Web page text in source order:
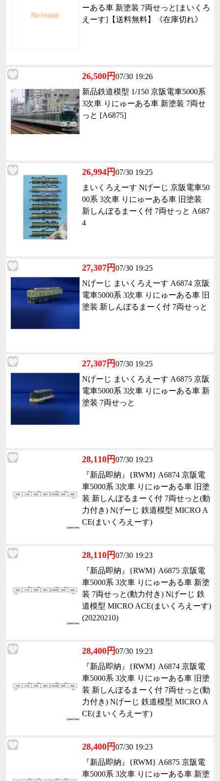
ーある車 新塗装 7両せっと[まいくろ
えーす]【送料無料】《在庫切れ》
26,500円07/30 19:26
新品鉄道模型 1/150 京阪電車5000系
3次車 りにゅーある車 新塗装 7両せ
っと [A6875]
26,994円07/30 19:25
まいくろえーす Nげーじ 京阪電車50
00系 3次車 りにゅーある車 旧塗装
新しんぼるまーく付 7両せっと A687
4
27,307円07/30 19:25
Nげーじ まいくろえーす A6874 京阪
電車5000系 3次車 りにゅーある車 旧
塗装 新しんぼるまーく付 7両せっと
27,307円07/30 19:25
Nげーじ まいくろえーす A6875 京阪
電車5000系 3次車 りにゅーある車 新
塗装 7両せっと
28,110円07/30 19:23
『新品即納』{RWM} A6874 京阪電
車5000系 3次車 りにゅーある車 旧塗
装 新しんぼるまーく付 7両せっと(動
力付き) Nげーじ 鉄道模型 MICRO A
CE(まいくろえーす)
28,110円07/30 19:23
『新品即納』{RWM} A6875 京阪電
車5000系 3次車 りにゅーある車 新塗
装 7両せっと(動力付き) Nげーじ 鉄
道模型 MICRO ACE(まいくろえーす)
(20220210)
28,400円07/30 19:23
『新品即納』{RWM} A6874 京阪電
車5000系 3次車 りにゅーある車 旧塗
装 新しんぼるまーく付 7両せっと(動
力付き) Nげーじ 鉄道模型 MICRO A
CE(まいくろえーす)
28,400円07/30 19:23
『新品即納』{RWM} A6875 京阪電
車5000系 3次車 りにゅーある車 新塗